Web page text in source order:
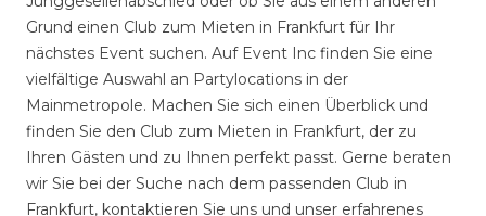
Grund einen Club zum Mieten in Frankfurt für Ihr
nächstes Event suchen. Auf Event Inc finden Sie eine
vielfältige Auswahl an Partylocations in der
Mainmetropole. Machen Sie sich einen Überblick und
finden Sie den Club zum Mieten in Frankfurt, der zu
Ihren Gästen und zu Ihnen perfekt passt. Gerne beraten
wir Sie bei der Suche nach dem passenden Club in
Frankfurt, kontaktieren Sie uns und unser erfahrenes